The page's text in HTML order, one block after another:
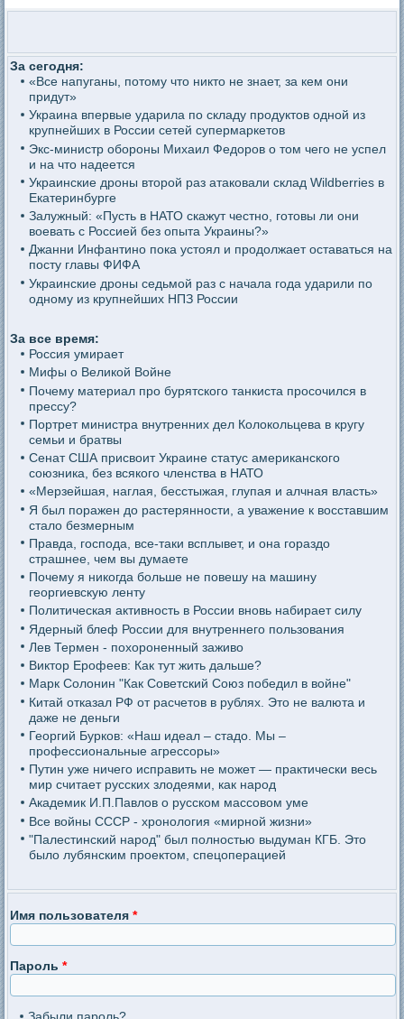
За сегодня:
«Все напуганы, потому что никто не знает, за кем они
придут»
Украина впервые ударила по складу продуктов одной из
крупнейших в России сетей супермаркетов
Экс-министр обороны Михаил Федоров о том чего не успел
и на что надеется
Украинские дроны второй раз атаковали склад Wildberries в
Екатеринбурге
Залужный: «Пусть в НАТО скажут честно, готовы ли они
воевать с Россией без опыта Украины?»
Джанни Инфантино пока устоял и продолжает оставаться на
посту главы ФИФА
Украинские дроны седьмой раз с начала года ударили по
одному из крупнейших НПЗ России
За все время:
Россия умирает
Мифы о Великой Войне
Почему материал про бурятского танкиста просочился в
прессу?
Портрет министра внутренних дел Колокольцева в кругу
семьи и братвы
Сенат США присвоит Украине статус американского
союзника, без всякого членства в НАТО
«Мерзейшая, наглая, бесстыжая, глупая и алчная власть»
Я был поражен до растерянности, а уважение к восставшим
стало безмерным
Правда, господа, все-таки всплывет, и она гораздо
страшнее, чем вы думаете
Почему я никогда больше не повешу на машину
георгиевскую ленту
Политическая активность в России вновь набирает силу
Ядерный блеф России для внутреннего пользования
Лев Термен - похороненный заживо
Виктор Ерофеев: Как тут жить дальше?
Марк Солонин "Как Советский Союз победил в войне"
Китай отказал РФ от расчетов в рублях. Это не валюта и
даже не деньги
Георгий Бурков: «Наш идеал – стадо. Мы –
профессиональные агрессоры»
Путин уже ничего исправить не может — практически весь
мир считает русских злодеями, как народ
Академик И.П.Павлов о русском массовом уме
Все войны СССР - хронология «мирной жизни»
"Палестинский народ" был полностью выдуман КГБ. Это
было лубянским проектом, спецоперацией
Имя пользователя*
Пароль*